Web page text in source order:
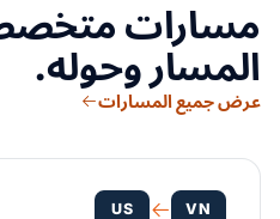
مسارات
المسار وحوله.
عرض جميع المسارات
VN
US